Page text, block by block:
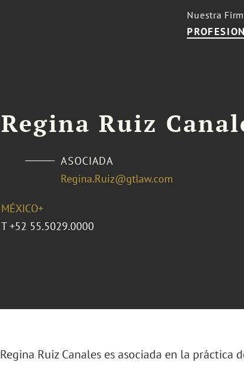
Nuestra
Regina Ruiz
ASOCIADA
Regina.Ruiz@gtlaw.com
MÉXICO+
T +52 55.5029.0000
Regina Ruiz Canales es asociada en la práctica